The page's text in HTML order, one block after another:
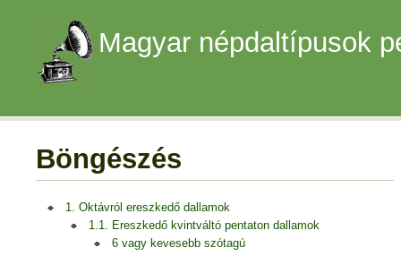
Magyar népdaltípusok
Böngészés
1. Oktávról ereszkedő dallamok
1.1. Ereszkedő kvintváltó pentaton dallamok
6 vagy kevesebb szótagú